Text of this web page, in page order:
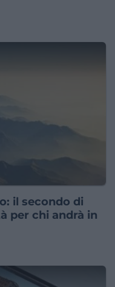
il secondo di
per chi andrà in